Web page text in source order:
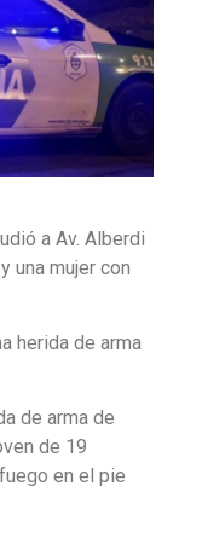
a Av. Alberdi
una mujer con
herida de arma
de arma de
de 19
en el pie